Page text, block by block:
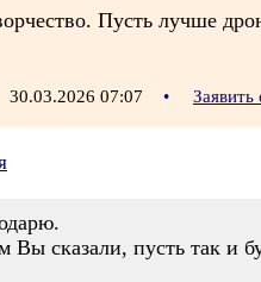
Пусть лучше
30.03.2026 07:07 •
Вы сказали, пусть так и